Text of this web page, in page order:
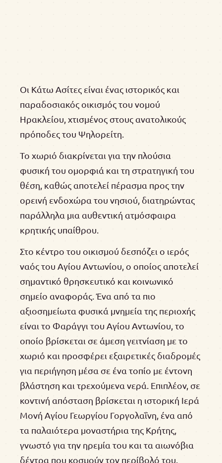
Οι Κάτω Ασίτες είναι ένας ιστορικός και
παραδοσιακός οικισμός του νομού
Ηρακλείου, χτισμένος στους ανατολικούς
πρόποδες του Ψηλορείτη.
Το χωριό διακρίνεται για την πλούσια
φυσική του ομορφιά και τη στρατηγική του
θέση, καθώς αποτελεί πέρασμα προς την
ορεινή ενδοχώρα του νησιού, διατηρώντας
παράλληλα μια αυθεντική ατμόσφαιρα
κρητικής υπαίθρου.
Στο κέντρο του οικισμού δεσπόζει ο ιερός
ναός του Αγίου Αντωνίου, ο οποίος αποτελεί
σημαντικό θρησκευτικό και κοινωνικό
σημείο αναφοράς. Ένα από τα πιο
αξιοσημείωτα φυσικά μνημεία της περιοχής
είναι το Φαράγγι του Αγίου Αντωνίου, το
οποίο βρίσκεται σε άμεση γειτνίαση με το
χωριό και προσφέρει εξαιρετικές διαδρομές
για περιήγηση μέσα σε ένα τοπίο με έντονη
βλάστηση και τρεχούμενα νερά. Επιπλέον, σε
κοντινή απόσταση βρίσκεται η ιστορική Ιερά
Μονή Αγίου Γεωργίου Γοργολαΐνη, ένα από
τα παλαιότερα μοναστήρια της Κρήτης,
γνωστό για την ηρεμία του και τα αιωνόβια
δέντρα που κοσμούν τον περίβολό του.